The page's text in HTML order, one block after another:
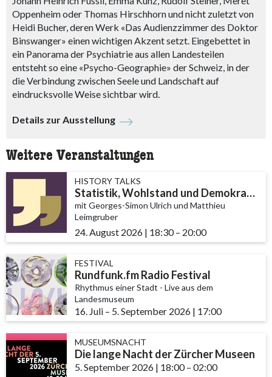
Oppenheim oder Thomas Hirschhorn und nicht zuletzt von
Heidi Bucher, deren Werk «Das Audienzzimmer des Doktor
Binswanger» einen wichtigen Akzent setzt. Eingebettet in
ein Panorama der Psychiatrie aus allen Landesteilen
entsteht so eine «Psycho-Geographie» der Schweiz, in der
die Verbindung zwischen Seele und Landschaft auf
eindrucksvolle Weise sichtbar wird.
Details zur Ausstellung
Weitere Veranstaltungen
HISTORY TALKS
Statistik, Wohlstand und Demokratie
mit Georges-Simon Ulrich und Matthieu
Leimgruber
24. August 2026 | 18:30accessibility.time_to
– 20:00
FESTIVAL
Rundfunk.fm Radio Festival
Rhythmus einer Stadt - Live aus dem
Landesmuseum
16. Juli accessibility.time_to
– 5. September 2026 | 17:00
MUSEUMSNACHT
Die lange Nacht der Zürcher Museen
5. September 2026 | 18:00accessibility.time_to
–02:00